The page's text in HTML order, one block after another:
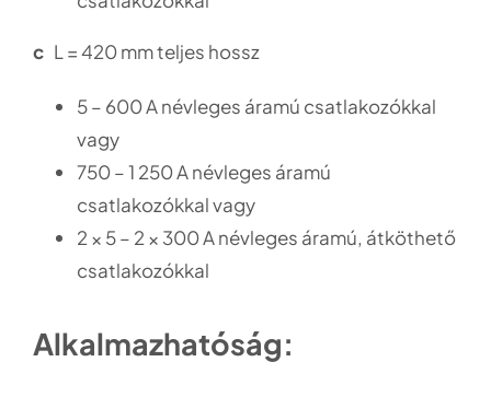
c L = 420 mm teljes hossz
5 – 600 A névleges áramú csatlakozókkal
vagy
750 – 1 250 A névleges áramú
csatlakozókkal vagy
2 × 5 – 2 × 300 A névleges áramú, átköthető
csatlakozókkal
Alkalmazhatóság: